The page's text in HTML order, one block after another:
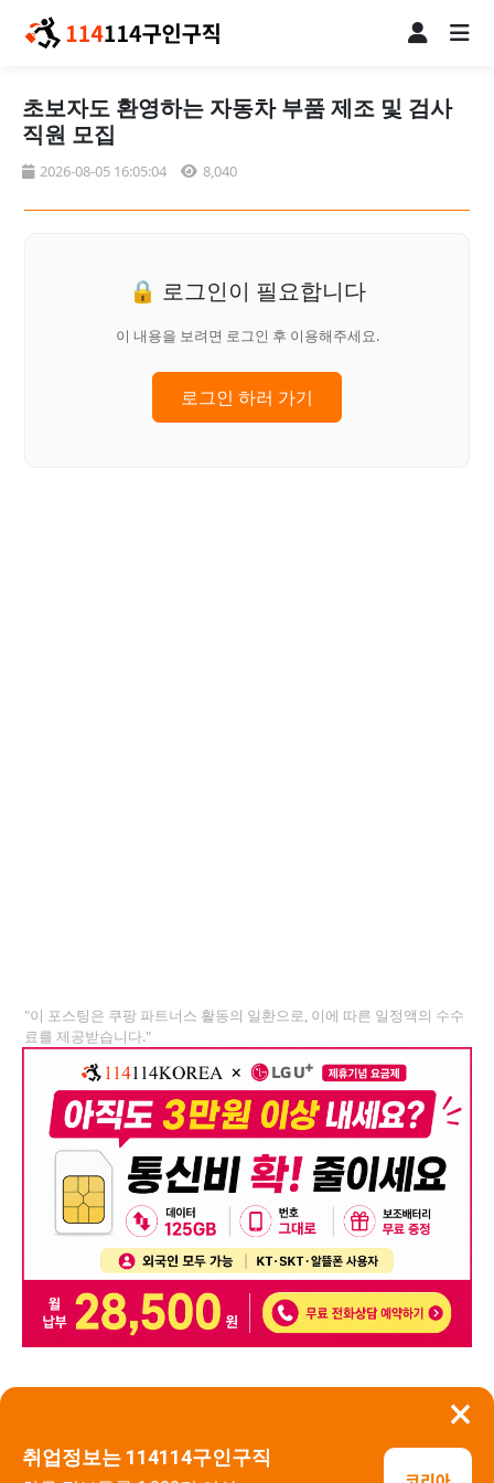
×
취업정보는 114114구인구직
초보자도 환영하는 자동차 부품 제조 및 검사
직원 모집
2026-08-05 16:05:04 8,040
🔒 로그인이 필요합니다
이 내용을 보려면 로그인 후 이용해주세요.
로그인 하러 가기
"이 포스팅은 쿠팡 파트너스 활동의 일환으로, 이에 따른 일정액의 수수
료를 제공받습니다."